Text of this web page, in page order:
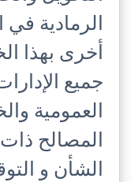
الرمادية
أخرى بهذا
جميع
العمومية
المصالح
الشأن و